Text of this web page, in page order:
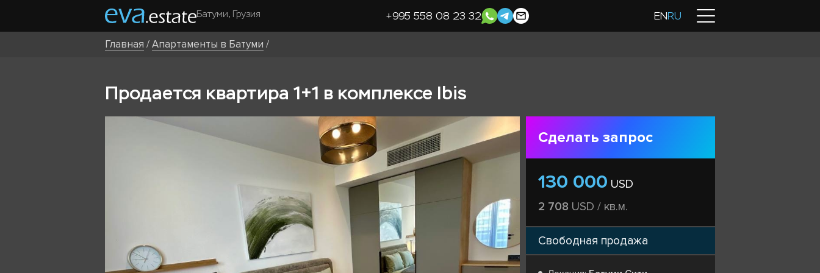
Батуми, Грузия +995 558 08 23 32 ENRU
Главная /Апартаменты в Батуми /
Продается квартира 1+1 в комплексе Ibis
Сделать запрос
130 000 USD
2 708 USD / кв.м.
Свободная продажа